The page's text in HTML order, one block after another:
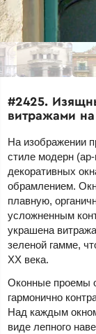
#2425.
витражами
На изображении
стиле модерн
декоративных
обрамлением.
плавную,
усложненным
украшена
зеленой гамме,
XX века.
Оконные проемы
гармонично
Над каждым
виде лепного